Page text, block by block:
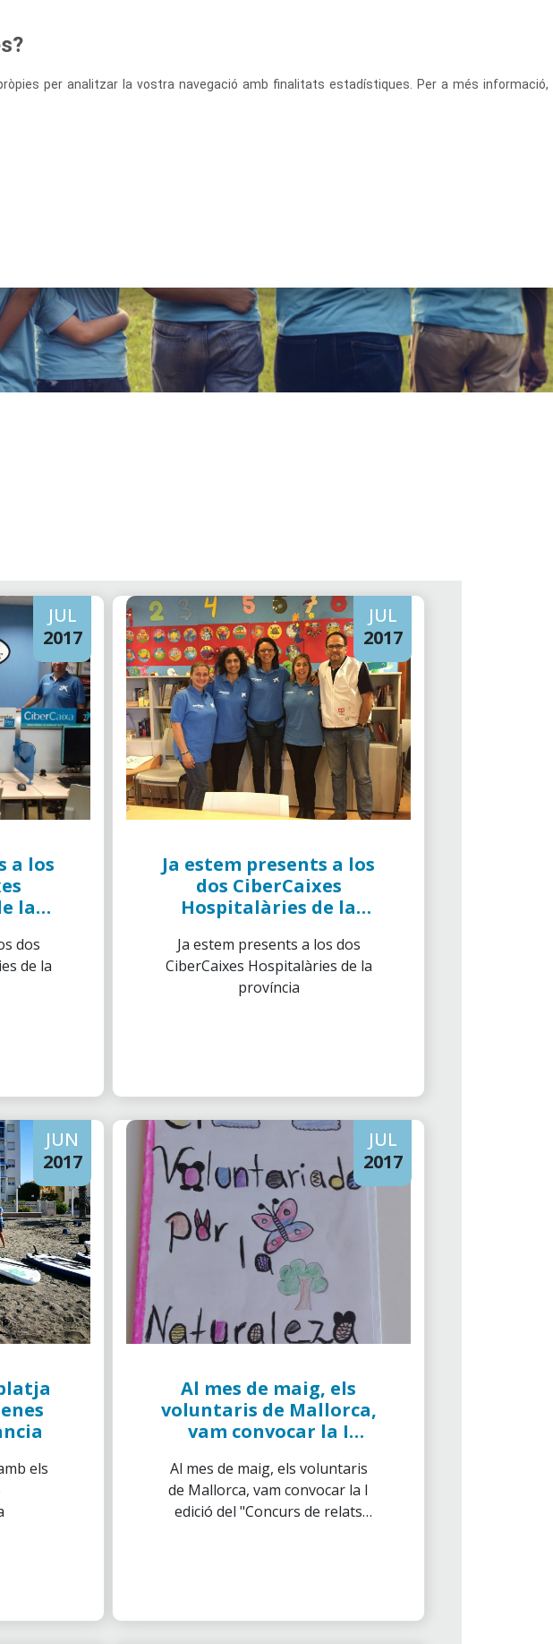
JUL
2017
a los
la
dos
de la
JUL
2017
Ja estem presents a los
dos CiberCaixes
Hospitalàries de la
Ja estem presents a los dos
CiberCaixes Hospitalàries de la
província
JUN
2017
els
JUL
2017
Al mes de maig, els
voluntaris de Mallorca,
vam convocar la I
relats escrits per nens
i joves"
Al mes de maig, els voluntaris
de Mallorca, vam convocar la I
edició del "Concurs de relats
per analitzar la vostra navegació amb finalitats estadístiques. Per a més informació,